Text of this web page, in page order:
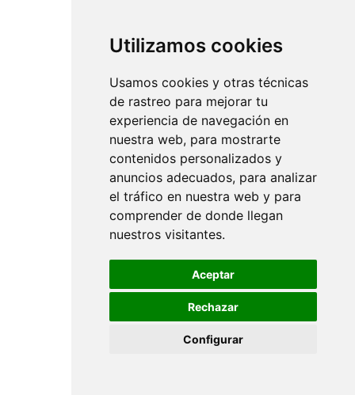
Utilizamos cookies
Usamos cookies y otras técnicas
de rastreo para mejorar tu
experiencia de navegación en
nuestra web, para mostrarte
contenidos personalizados y
anuncios adecuados, para analizar
el tráfico en nuestra web y para
comprender de donde llegan
nuestros visitantes.
Aceptar
Rechazar
Configurar